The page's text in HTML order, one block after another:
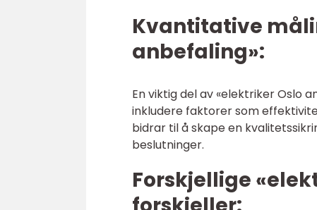
Kvantitative
anbefaling»:
En viktig del av «elektriker Oslo
inkludere faktorer som
bidrar til å skape en
beslutninger.
Forskjellige